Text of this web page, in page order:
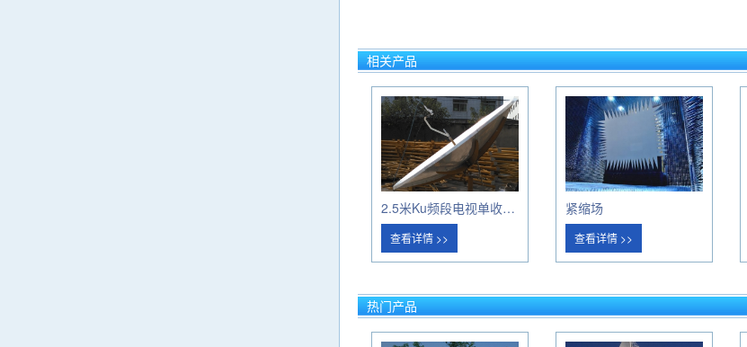
相关产品
2.5米Ku频段电视单收天线
查看详情 >>
紧缩场
查看详情 >>
热门产品